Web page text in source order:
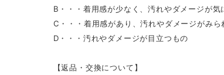
B・・・着用感が少なく、汚れやダメージが気
C・・・着用感があり、汚れやダメージがみら
D・・・汚れやダメージが目立つもの
【返品・交換について】